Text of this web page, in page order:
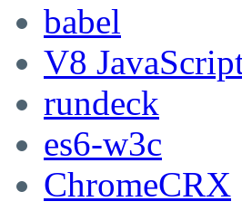
babel
V8
rundeck
es6-w3c
ChromeCRX